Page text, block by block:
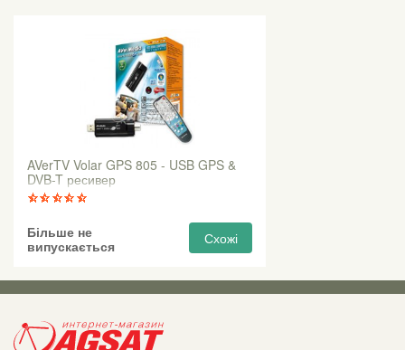
AVerTV Volar GPS 805 - USB GPS &
DVB-T ресивер
Більше не
випускається
Схожі